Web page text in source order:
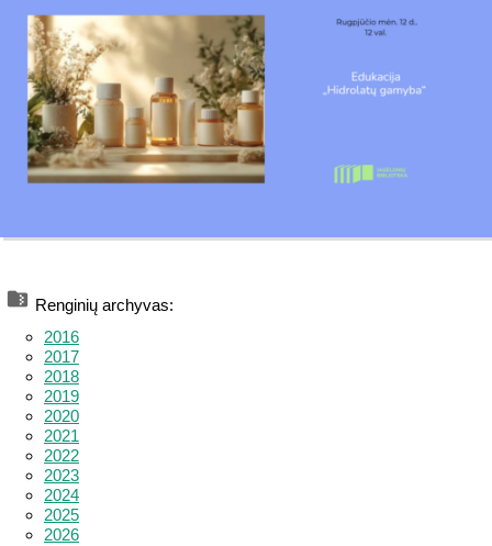
Renginių archyvas:
2016
2017
2018
2019
2020
2021
2022
2023
2024
2025
2026